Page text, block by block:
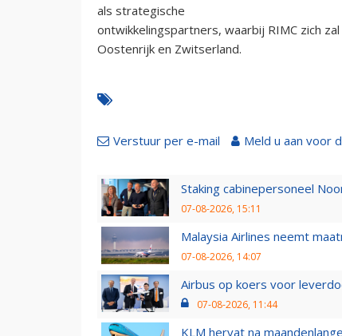
als strategische
ontwikkelingspartners, waarbij RIMC zich
Oostenrijk en Zwitserland.
Verstuur per e-mail Meld u aan voor
Staking cabinepersoneel
07-08-2026, 15:11
Malaysia Airlines neemt
07-08-2026, 14:07
Airbus op koers voor
07-08-2026, 11:44
KLM hervat na